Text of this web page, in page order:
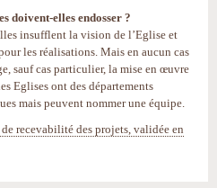
doivent-elles endosser ?
insufflent la vision de l’Eglise et
les réalisations. Mais en aucun cas
sauf cas particulier, la mise en œuvre
Eglises ont des départements
mais peuvent nommer une équipe.
recevabilité des projets, validée en